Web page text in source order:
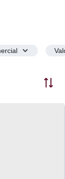
Ordenar